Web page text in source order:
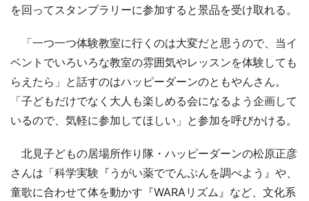
を回ってスタンプラリーに参加すると景品を受け取れる。
「一つ一つ体験教室に行くのは大変だと思うので、当イ
ベントでいろいろな教室の雰囲気やレッスンを体験しても
らえたら」と話すのはハッピーダーンのともやんさん。
「子どもだけでなく大人も楽しめる会になるよう企画して
いるので、気軽に参加してほしい」と参加を呼びかける。
北見子どもの居場所作り隊・ハッピーダーンの松原正彦
さんは「科学実験『うがい薬ででんぷんを調べよう』や、
童歌に合わせて体を動かす『WARAリズム』など、文化系